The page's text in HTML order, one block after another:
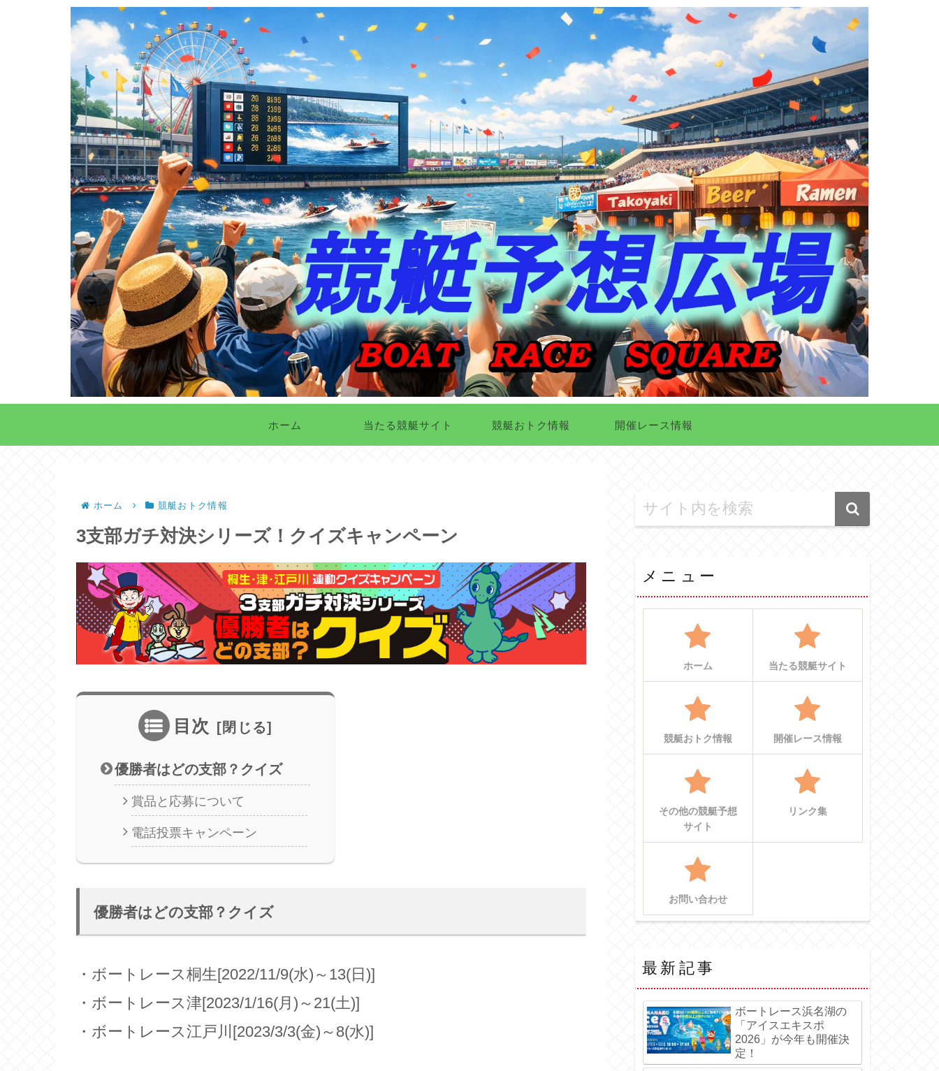
ホーム 当たる競艇サイト 競艇おトク情報 開催レース情報
ホーム 競艇おトク情報
3支部ガチ対決シリーズ！クイズキャンペーン
目次
優勝者はどの支部？クイズ
賞品と応募について
電話投票キャンペーン
優勝者はどの支部？クイズ
・ボートレース桐生[2022/11/9(水)～13(日)]
・ボートレース津[2023/1/16(月)～21(土)]
・ボートレース江戸川[2023/3/3(金)～8(水)]
メニュー
ホーム 当たる競艇サイト
競艇おトク情報 開催レース情報
その他の競艇予想
サイト
リンク集
お問い合わせ
最新記事
ボートレース浜名湖の
「アイスエキスポ
2026」が今年も開催決
定！